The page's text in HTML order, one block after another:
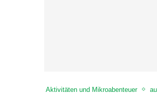
Aktivitäten und Mikroabenteuer